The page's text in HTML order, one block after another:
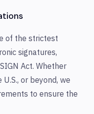
of the strictest
signatures,
Act. Whether
or beyond, we
to ensure the